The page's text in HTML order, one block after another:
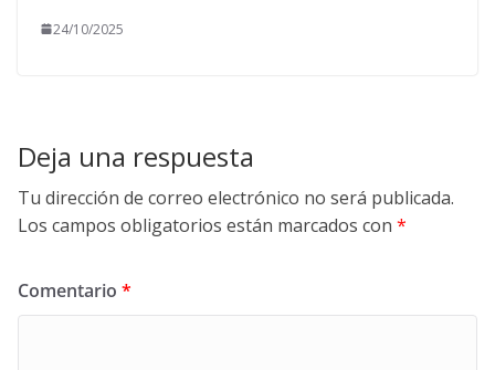
24/10/2025
Deja una respuesta
Tu dirección de correo electrónico no será publicada.
Los campos obligatorios están marcados con *
Comentario *